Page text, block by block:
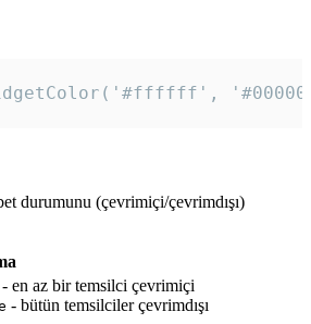
durumunu (çevrimiçi/çevrimdışı)
- en az bir temsilci çevrimiçi
- bütün temsilciler çevrimdışı